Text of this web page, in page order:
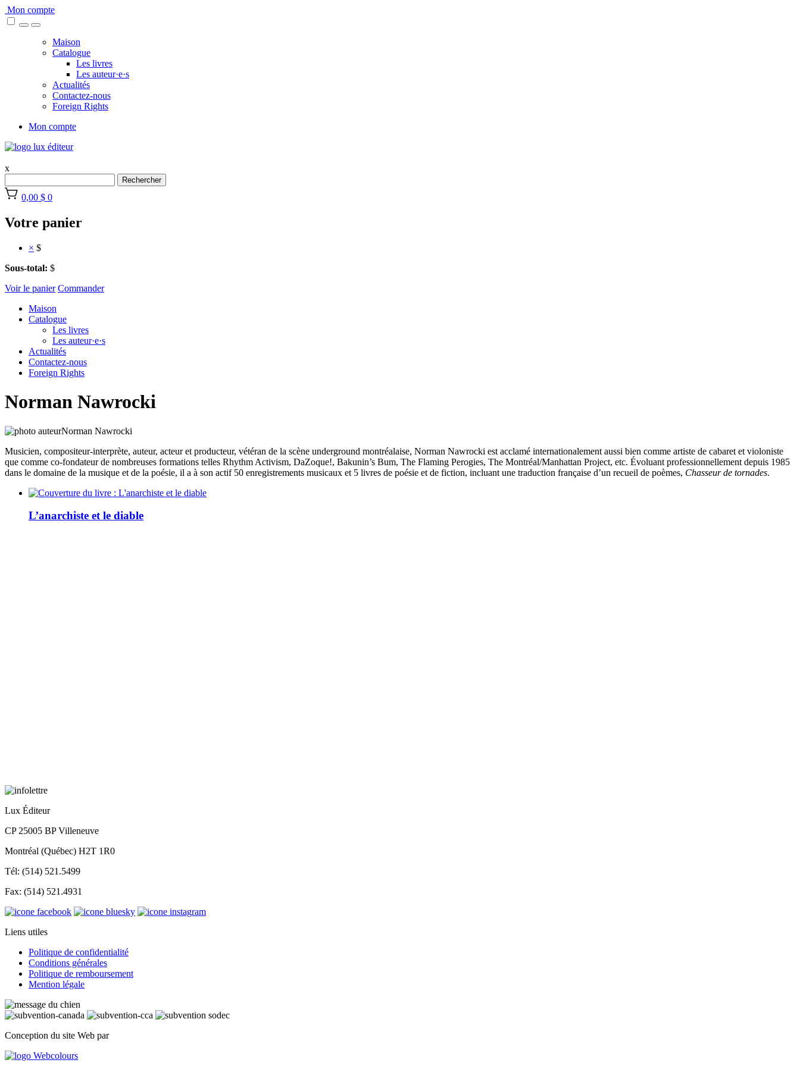
Skip
to
Mon compte
Maison
Catalogue
Les livres
Les auteur·e·s
Actualités
Contactez-nous
Foreign Rights
Mon compte
x
Rechercher
0,00 $ 0
Votre panier
× $
Sous-total: $
Voir le panier Commander
Maison
Catalogue
Les livres
Les auteur·e·s
Actualités
Contactez-nous
Foreign Rights
Norman Nawrocki
Musicien, compositeur-interprète, auteur, acteur et producteur, vétéran de la scène underground montréalaise, Norman Nawrocki est acclamé internationalement aussi bien comme artiste de cabaret et violoniste
que comme co-fondateur de nombreuses formations telles Rhythm Activism, DaZoque!, Bakunin’s Bum, The Flaming Perogies, The Montréal/Manhattan Project, etc. Évoluant professionnellement depuis 1985
dans le domaine de la musique et de la poésie, il a à son actif 50 enregistrements musicaux et 5 livres de poésie et de fiction, incluant une traduction française d’un recueil de poèmes, Chasseur de tornades.
L’anarchiste et le diable
Lux Éditeur
CP 25005 BP Villeneuve
Montréal (Québec) H2T 1R0
Tél: (514) 521.5499
Fax: (514) 521.4931
Liens utiles
Politique de confidentialité
Conditions générales
Politique de remboursement
Mention légale
Conception du site Web par